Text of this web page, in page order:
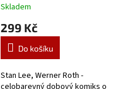
Skladem
299 Kč
Do košíku
Stan Lee, Werner Roth -
celobarevný dobový komiks o